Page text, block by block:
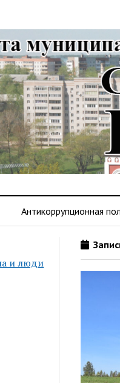
Антикоррупционная
и люди